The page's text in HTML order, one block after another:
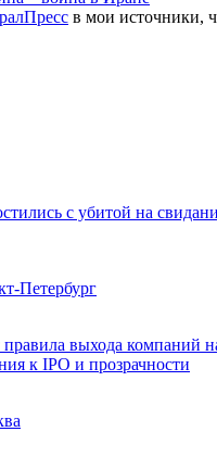
в мои источники,
с убитой на
Петербург
правила выхода компаний
к IPO и прозрачности